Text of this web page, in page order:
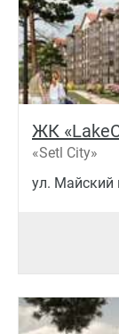
ЖК
«Setl City»
ул. Майский